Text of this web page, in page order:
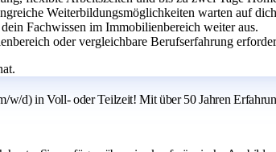
Weiterbildungsmöglichkeiten warten auf
Fachwissen im Immobilienbereich weiter aus.
oder vergleichbare Berufserfahrung
w/d) in Voll- oder Teilzeit! Mit über 50 Jahren